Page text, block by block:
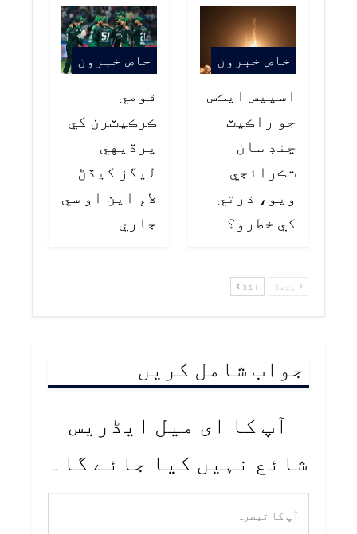
خاص خبرون
اسپيس ايڪس
جو راڪيٽ
چنڊ سان
ٽڪرائجي
ويو، ڌرتي
کي خطرو؟
خاص خبرون
قومي
ڪرڪيٽرن کي
پرڏيهي
ليگز کيڏڻ
لاءِ اين او سي
جاري
پچھلا اگلا
جواب شامل کریں
آپ کا ای میل ایڈریس
شائع نہیں کیا جائے گا۔